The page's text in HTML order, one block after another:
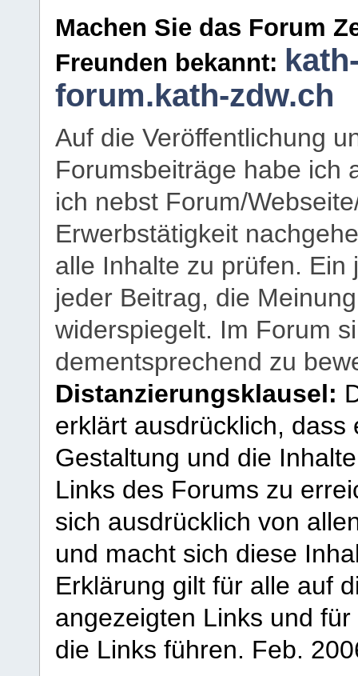
Machen Sie das Forum
Freunden bekannt:
forum.kath-zdw.ch
Auf die Veröffentlichung
Forumsbeiträge habe ich
ich nebst Forum/
Erwerbstätigkeit
alle Inhalte zu prüfen.
jeder Beitrag, die
widerspiegelt. Im Forum
dementsprechend zu
Distanzierungsklausel:
erklärt ausdrücklich,
Gestaltung und die
Links des Forums zu
sich ausdrücklich von
und macht sich diese
Erklärung gilt für alle auf
angezeigten Links und
die Links führen. Feb.